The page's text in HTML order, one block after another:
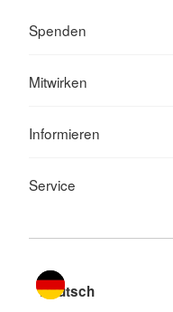
Spenden
Mitwirken
Informieren
Service
Sprache wechseln zu